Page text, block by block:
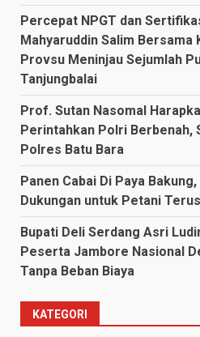
Percepat NPGT dan
Mahyaruddin Salim Bersama
Provsu Meninjau Sejumlah
Tanjungbalai
Prof. Sutan Nasomal
Perintahkan Polri Berbenah,
Polres Batu Bara
Panen Cabai Di Paya
Dukungan untuk Petani
Bupati Deli Serdang Asri
Peserta Jambore Nasional
Tanpa Beban Biaya
KATEGORI